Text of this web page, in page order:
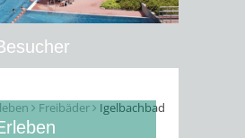
Freibäder
Igelbachbad